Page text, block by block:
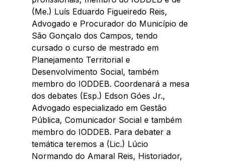
(Me.) Luís Eduardo Figueiredo Reis,
Advogado e Procurador do Município de
São Gonçalo dos Campos, tendo
cursado o curso de mestrado em
Planejamento Territorial e
Desenvolvimento Social, também
membro do IODDEB. Coordenará a mesa
dos debates (Esp.) Edson Góes Jr.,
Advogado especializado em Gestão
Pública, Comunicador Social e também
membro do IODDEB. Para debater a
temática teremos a (Lic.) Lúcio
Normando do Amaral Reis, Historiador,